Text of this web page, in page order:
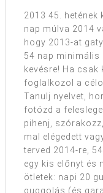
2013 45. hetének
nap múlva 2014
hogy 2013-at
54 nap minimális
kevésre! Ha
foglalkozol a
Tanulj nyelvet,
fotózd a
pihenj,
mal elégedett
terved 2014-re,
egy kis előnyt és
ötletek: napi 20
guggolás (és